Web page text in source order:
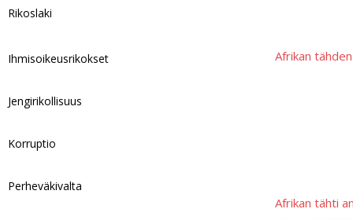
Afrikan
Afrikan tähti
Rikoslaki
Ihmisoikeusrikokset
Jengirikollisuus
Korruptio
Perheväkivalta